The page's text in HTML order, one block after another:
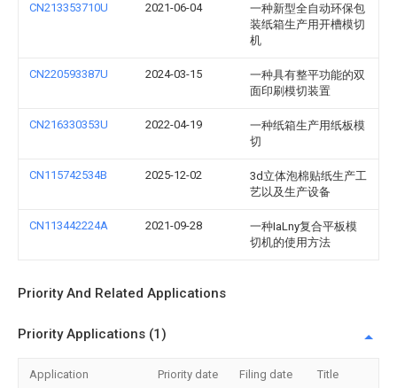
CN213353710U 2021-06-04
一种新型全自动环保包
装纸箱生产用开槽模切
机
CN220593387U 2024-03-15
一种具有整平功能的双
面印刷模切装置
CN216330353U 2022-04-19
一种纸箱生产用纸板模
切
CN115742534B 2025-12-02
3d立体泡棉贴纸生产工
艺以及生产设备
CN113442224A 2021-09-28
一种IaLny复合平板模
切机的使用方法
Priority And Related Applications
Priority Applications (1)
Application Priority date Filing date Title